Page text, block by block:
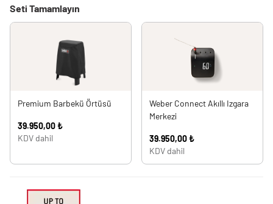
Seti Tamamlayın
Premium Barbekü Örtüsü
39.950,00 ₺
KDV dahil
Weber Connect Akıllı Izgara
Merkezi
39.950,00 ₺
KDV dahil